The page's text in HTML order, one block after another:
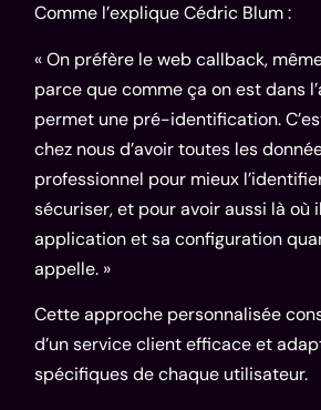
Comme l’explique Cédric Blum :
« On préfère le web callback,
parce que comme ça on est dans
permet une pré-identification.
chez nous d’avoir toutes les
professionnel pour mieux
sécuriser, et pour avoir aussi là où
application et sa configuration
appelle. »
Cette approche personnalisée
d’un service client efficace et
spécifiques de chaque utilisateur.